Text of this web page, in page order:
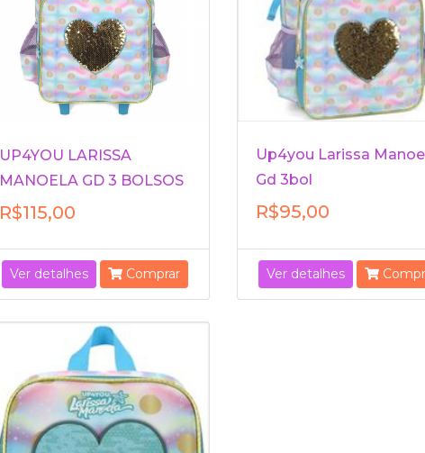
UP4YOU LARISSA
MANOELA GD 3 BOLSOS
R$115,00
Ver detalhes Comprar
Up4you Larissa
Gd 3bol
R$95,00
Ver detalhes